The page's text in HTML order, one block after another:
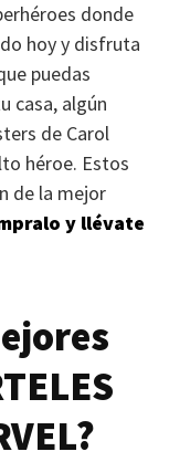
donde
hoy y disfruta
puedas
casa, algún
de Carol
héroe. Estos
de la mejor
y llévate
?